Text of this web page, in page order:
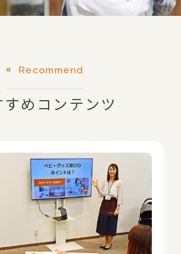
Recommend
すめコンテンツ